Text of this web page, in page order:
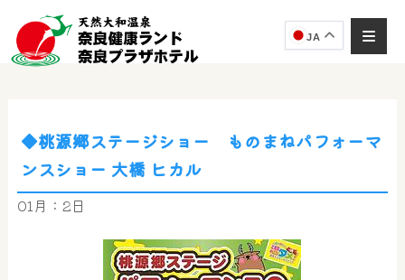
JA
◆桃源郷ステージショー ものまねパフォーマ
ンスショー 大橋 ヒカル
01月：2日
AIコンシェルジュ
ご質問をお伺いします。